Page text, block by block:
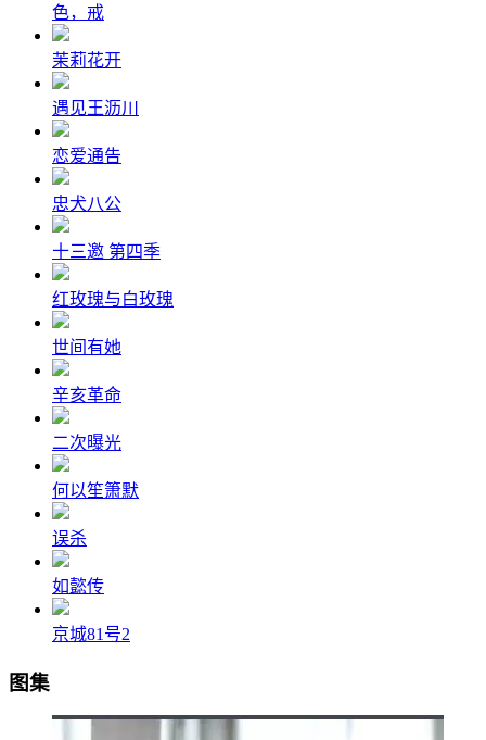
色，戒
茉莉花开
遇见王沥川
恋爱通告
忠犬八公
十三邀 第四季
红玫瑰与白玫瑰
世间有她
辛亥革命
二次曝光
何以笙箫默
误杀
如懿传
京城81号2
图集